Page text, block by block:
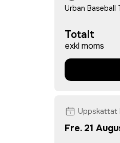
Urban Baseball
Totalt
exkl moms
Uppskattat
Fre. 21